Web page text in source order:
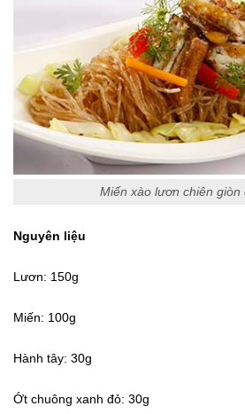
Miến xào lươn chiên giòn
Nguyên liệu
Lươn: 150g
Miến: 100g
Hành tây: 30g
Ớt chuông xanh đỏ: 30g